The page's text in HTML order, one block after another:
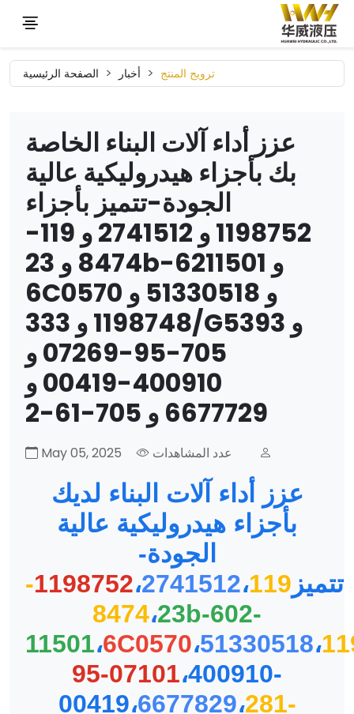
الصفحة الرئيسية أخبار ترويج المنتج
عزز أداء آلات البناء الخاصة
بك بأجزاء هيدروليكية عالية
الجودة-تتميز بأجزاء
1198752 و 2741512 و 119-
8474 و 23b-6211501 و
6C0570 و 51330518 و
1198748 و 333/G5393 و
705-95-07269 و
400910-00419 و
6677729 و 705-61-2
May 05, 2025 عدد المشاهدات
عزز أداء آلات البناء لديك
بأجزاء هيدروليكية عالية
الجودة-
تتميز
1198752،2741512،
119-
8474،23b-602-
11501،6C0570،51330518،
95-07101،400910-
00419،6677829،281-